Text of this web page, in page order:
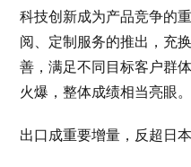
科技创新成为产品竞争的
阅、定制服务的推出，充
善，满足不同目标客户群
火爆，整体成绩相当亮眼。
出口成重要增量，反超日